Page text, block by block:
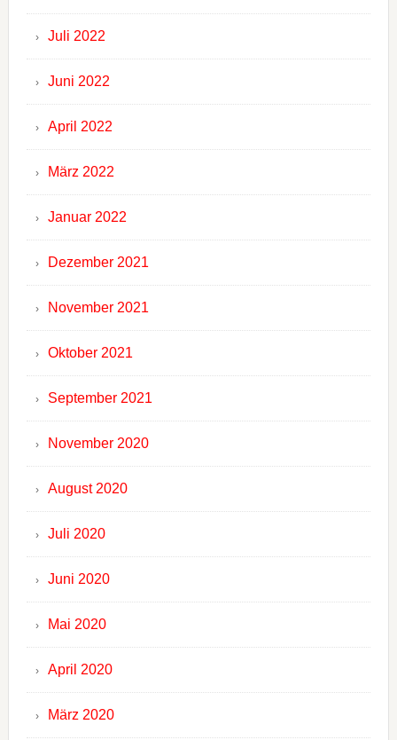
Juli 2022
Juni 2022
April 2022
März 2022
Januar 2022
Dezember 2021
November 2021
Oktober 2021
September 2021
November 2020
August 2020
Juli 2020
Juni 2020
Mai 2020
April 2020
März 2020